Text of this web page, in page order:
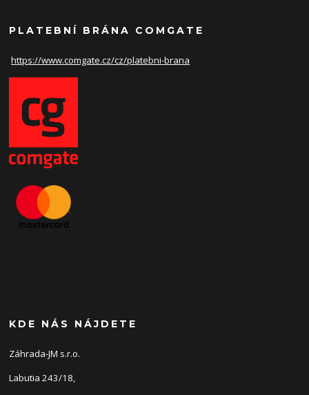
PLATEBNÍ BRÁNA COMGATE
https://www.comgate.cz/cz/platebni-brana
KDE NÁS NÁJDETE
Záhrada-JM s.r.o.
Labutia 243/18,